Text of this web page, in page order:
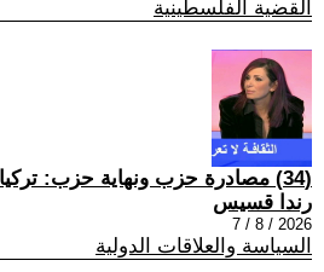
القضية الفلسطينية
(34) مصادرة حزب ونهاية حزب: تركيا في نهاية حقبة
رندا قسيس
2026 / 8 / 7
السياسة والعلاقات الدولية